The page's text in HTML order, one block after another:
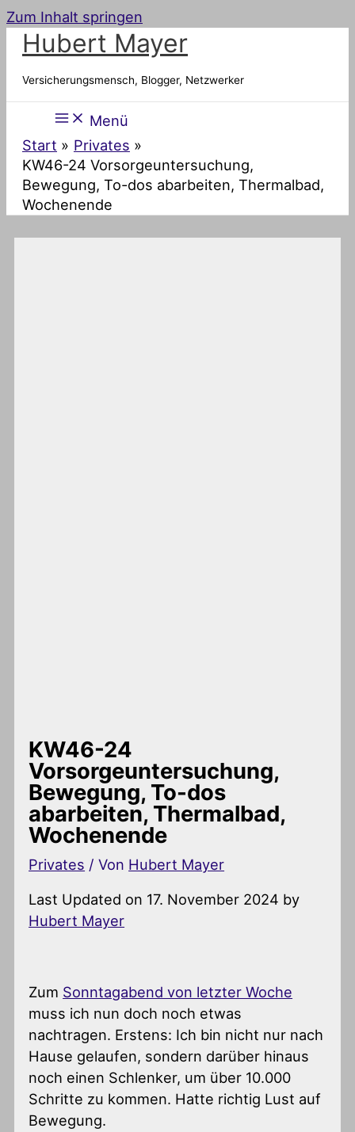
Zum Inhalt springen
Hubert Mayer
Versicherungsmensch, Blogger, Netzwerker
Menü
Start
Privates
KW46-24 Vorsorgeuntersuchung,
Bewegung, To-dos abarbeiten, Thermalbad,
Wochenende
KW46-24
Vorsorgeuntersuchung,
Bewegung, To-dos
abarbeiten, Thermalbad,
Wochenende
Privates / Von Hubert Mayer
Last Updated on 17. November 2024 by
Hubert Mayer
Zum Sonntagabend von letzter Woche
muss ich nun doch noch etwas
nachtragen. Erstens: Ich bin nicht nur nach
Hause gelaufen, sondern darüber hinaus
noch einen Schlenker, um über 10.000
Schritte zu kommen. Hatte richtig Lust auf
Bewegung.